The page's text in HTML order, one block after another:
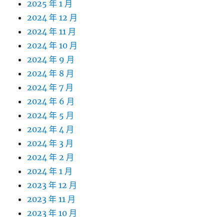
2025 年 1 月
2024 年 12 月
2024 年 11 月
2024 年 10 月
2024 年 9 月
2024 年 8 月
2024 年 7 月
2024 年 6 月
2024 年 5 月
2024 年 4 月
2024 年 3 月
2024 年 2 月
2024 年 1 月
2023 年 12 月
2023 年 11 月
2023 年 10 月